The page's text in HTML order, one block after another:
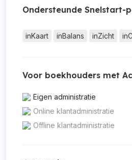
Ondersteunde Snelstart-
inKaart inBalans inZicht
Voor boekhouders met
Eigen administratie
Online klantadministratie
Offline klantadministratie